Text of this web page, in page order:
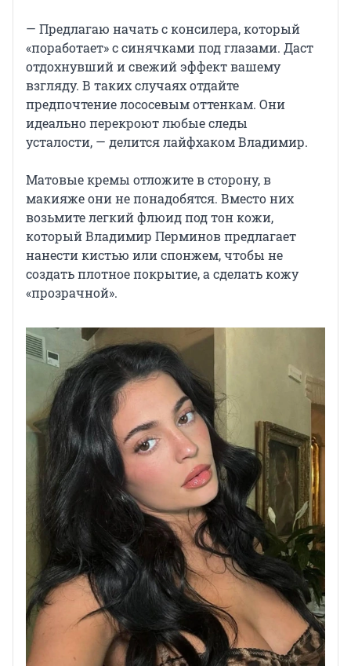
— Предлагаю начать с консилера, который
«поработает» с синячками под глазами. Даст
отдохнувший и свежий эффект вашему
взгляду. В таких случаях отдайте
предпочтение лососевым оттенкам. Они
идеально перекроют любые следы
усталости, — делится лайфхаком Владимир.
Матовые кремы отложите в сторону, в
макияже они не понадобятся. Вместо них
возьмите легкий флюид под тон кожи,
который Владимир Перминов предлагает
нанести кистью или спонжем, чтобы не
создать плотное покрытие, а сделать кожу
«прозрачной».